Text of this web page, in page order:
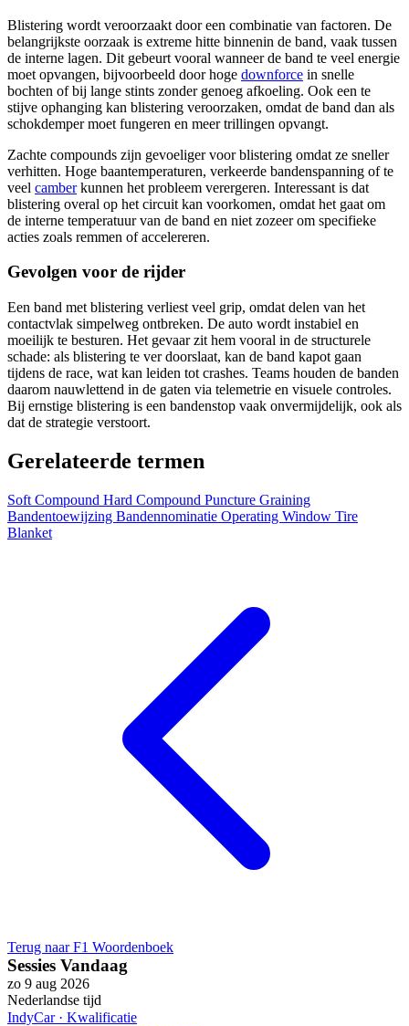
Blistering wordt veroorzaakt door een combinatie van factoren. De
belangrijkste oorzaak is extreme hitte binnenin de band, vaak tussen
de interne lagen. Dit gebeurt vooral wanneer de band te veel energie
moet opvangen, bijvoorbeeld door hoge downforce in snelle
bochten of bij lange stints zonder genoeg afkoeling. Ook een te
stijve ophanging kan blistering veroorzaken, omdat de band dan als
schokdemper moet fungeren en meer trillingen opvangt.
Zachte compounds zijn gevoeliger voor blistering omdat ze sneller
verhitten. Hoge baantemperaturen, verkeerde bandenspanning of te
veel camberkunnen het probleem verergeren. Interessant is dat
blistering overal op het circuit kan voorkomen, omdat het gaat om
de interne temperatuur van de band en niet zozeer om specifieke
acties zoals remmen of accelereren.
Gevolgen voor de rijder
Een band met blistering verliest veel grip, omdat delen van het
contactvlak simpelweg ontbreken. De auto wordt instabiel en
moeilijk te besturen. Het gevaar zit hem vooral in de structurele
schade: als blistering te ver doorslaat, kan de band kapot gaan
tijdens de race, wat kan leiden tot crashes. Teams houden de banden
daarom nauwlettend in de gaten via telemetrie en visuele controles.
Bij ernstige blistering is een bandenstop vaak onvermijdelijk, ook als
dat de strategie verstoort.
Gerelateerde termen
Soft Compound Hard Compound Puncture Graining
Bandentoewijzing Bandennominatie Operating Window Tire
Blanket
Terug naar F1 Woordenboek
Sessies Vandaag
zo 9 aug 2026
Nederlandse tijd
IndyCar· Kwalificatie